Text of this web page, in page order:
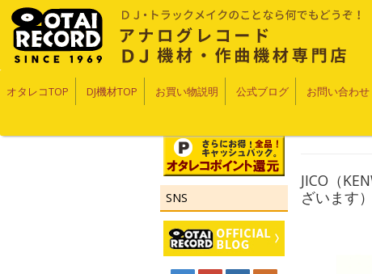
オタレコTOP DJ機材TOP お買い物説明 公式ブログ お問い合わせ
SNS
JICO（
ざいます）